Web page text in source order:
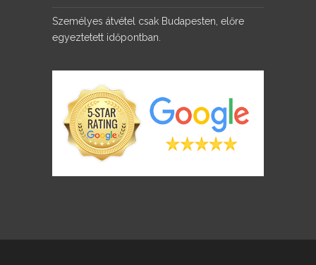
Személyes átvétel csak Budapesten, előre
egyeztetett időpontban.